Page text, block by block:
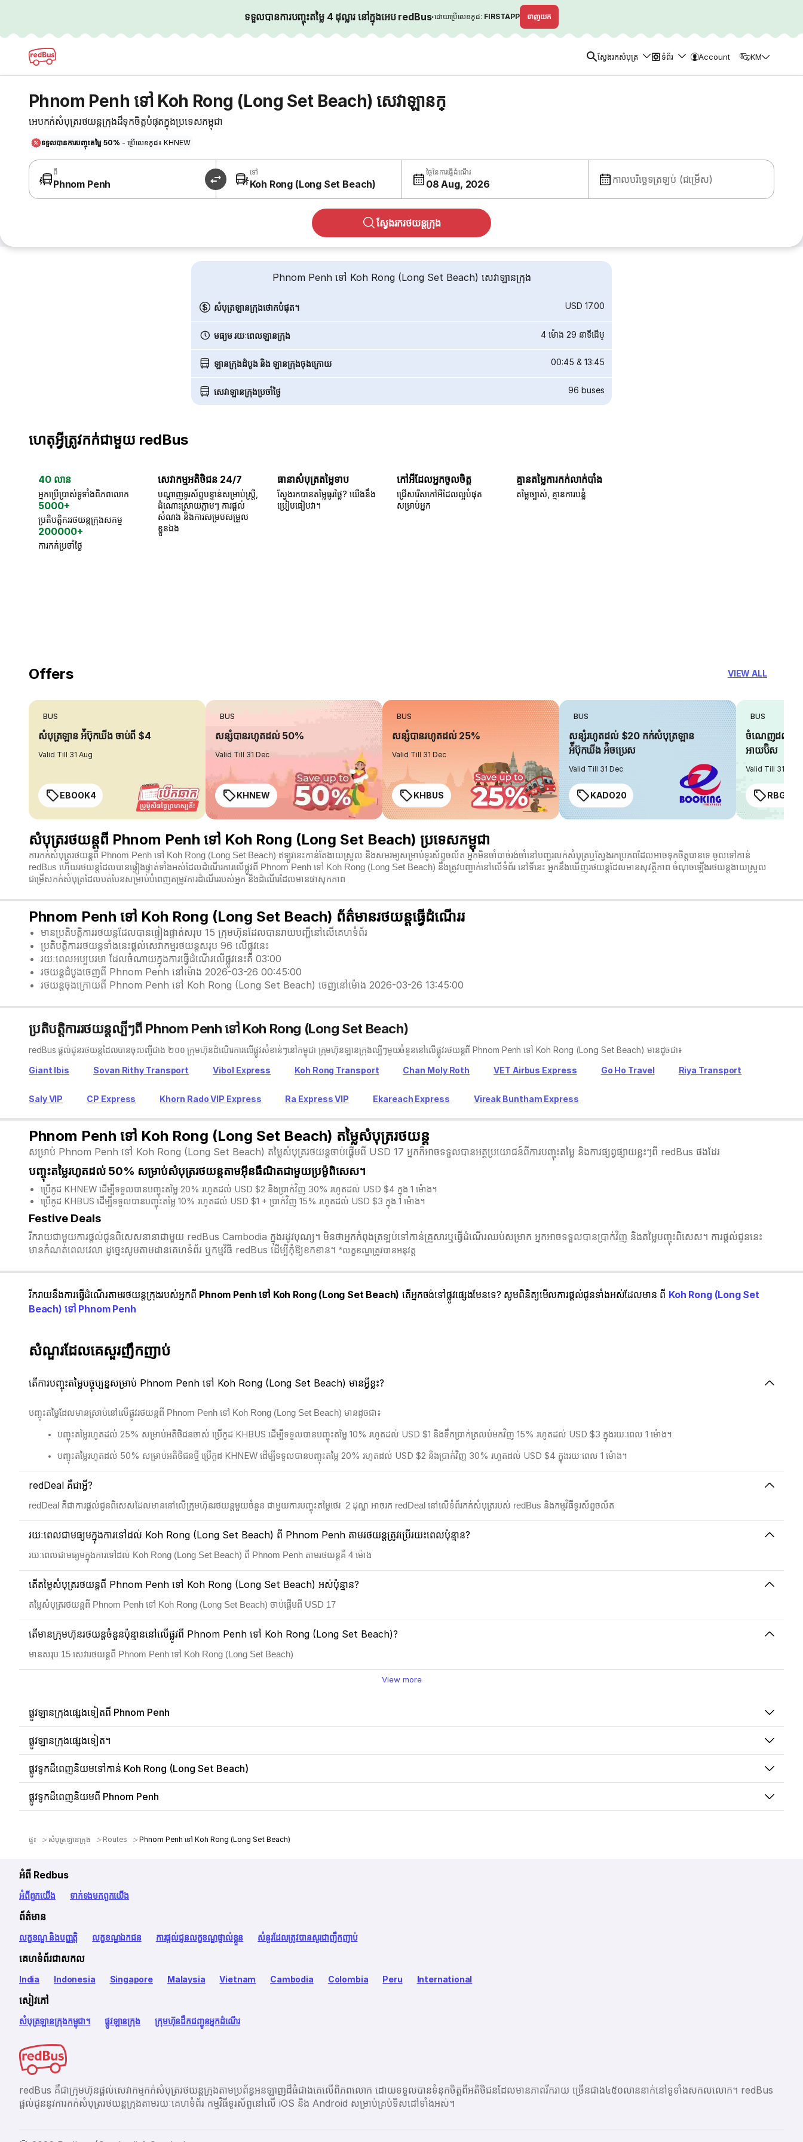
ទទួលបានការបញ្ចុះតម្លៃ 4 ដុល្លារ នៅក្នុងអេប redBus·ដោយប្រើលេខកូដ: FIRSTAPP ទាញយក
ស្វែងរកសំបុត្រ ទំព័រ Account KM
Phnom Penh ទៅ Koh Rong (Long Set Beach) សេវាឡានក្
អេបកក់សំបុត្ររថយន្តក្រុងដ៏ទុកចិត្តបំផុតក្នុងប្រទេសកម្ពុជា
ទទួលបានការបញ្ចុះតម្លៃ 50% - ប្រើលេខកូដ៖ KHNEW
ពី
Phnom Penh
ទៅ
Koh Rong (Long Set Beach)
ថ្ងៃនៃការធ្វើដំណើរ
08 Aug, 2026 កាលបរិច្ឆេទត្រឡប់ (ជម្រើស)
ស្វែងរករថយន្តក្រុង
Phnom Penh ទៅ Koh Rong (Long Set Beach) សេវាឡានក្រុង
សំបុត្រឡានក្រុងថោកបំផុត។ USD 17.00
មធ្យម រយៈពេលឡានក្រុង 4 ម៉ោង 29 នាទី​ដើម្
ឡានក្រុងដំបូង និង ឡានក្រុងចុងក្រោយ 00:45 & 13:45
សេវាឡានក្រុងប្រចាំថ្ងៃ 96 buses
ហេតុអ្វីត្រូវកក់ជាមួយ redBus
40 លាន
អ្នកប្រើប្រាស់ទូទាំងពិភពលោក
5000+
ប្រតិបត្តិកររថយន្តក្រុងសកម្ម
200000+
ការកក់ប្រចាំថ្ងៃ
សេវាកម្មអតិថិជន 24/7
បណ្តាញទូរស័ព្ទបន្ទាន់សម្រាប់ស្ត្រី,
ដំណោះស្រាយភ្លាមៗ ការផ្តល់
សំណង និងការសម្របសម្រួល
ខ្លួនឯង
ធានាសំបុត្រតម្លៃទាប
ស្វែងរកបានតម្លៃធូរថ្លៃ? យើងនឹង
ប្រៀបធៀបវា។
កៅអីដែលអ្នកចូលចិត្ត
ជ្រើសរើសកៅអីដែលល្អបំផុត
សម្រាប់អ្នក
គ្មានតម្លៃការកក់លាក់បាំង
តម្លៃច្បាស់, គ្មានការបន្លំ
Offers VIEW ALL
BUS
សំបុត្រឡាន អ៉ីប៊ុកឃីង ចាប់ពី $4
Valid Till 31 Aug
EBOOK4
BUS
សន្សំបានរហូតដល់ 50%
Valid Till 31 Dec
KHNEW
BUS
សន្សំបានរហូតដល់ 25%
Valid Till 31 Dec
KHBUS
BUS
សន្សំរហូតដល់ $20 កក់សំបុត្រឡាន
អ៉ីប៊ុកឃីង អ៉ិចប្រេស
Valid Till 31 Dec
KADO20
BUS
ចំណេញដល់ $6
អាយប៊ិស
Valid Till 31 Dec
សំបុត្ររថយន្តពី Phnom Penh ទៅ Koh Rong (Long Set Beach) ប្រទេសកម្ពុជា
ការកក់សំបុត្ររថយន្តពី Phnom Penh ទៅ Koh Rong (Long Set Beach) ឥឡូវនេះកាន់តែងាយស្រួល និងសមរម្យសម្រាប់ទូរស័ព្ទចល័ត អ្នកមិនចាំបាច់រង់ចាំនៅបញ្ជរលក់សំបុត្រឬស្វែងរកប្រភពដែលអាចទុកចិត្តបានទេ ចូលទៅកាន់
redBus ហើយរថយន្តដែលបានផ្ទៀងផ្ទាត់ទាំងអស់ដែលដំណើរការលើផ្លូវពី Phnom Penh ទៅ Koh Rong (Long Set Beach) នឹងត្រូវបញ្ជាក់នៅលើទំព័រ នៅទីនេះ អ្នកនឹងឃើញរថយន្តដែលមានសុវត្ថិភាព ចំណុចឡើងរថយន្តងាយស្រួល
ជម្រើសកក់សំបុត្រដែលបត់បែនសម្រាប់បំពេញតម្រូវការដំណើររបស់អ្នក និងដំណើរដែលមានផាសុកភាព
Phnom Penh ទៅ Koh Rong (Long Set Beach) ព័ត៌មានរថយន្តធ្វើដំណើររ
មានប្រតិបត្តិការរថយន្តដែលបានផ្ទៀងផ្ទាត់សរុប 15 ក្រុមហ៊ុនដែលបានរាយបញ្ជីនៅលើគេហទំព័រ
ប្រតិបត្តិការរថយន្តទាំងនេះផ្តល់សេវាកម្មរថយន្តសរុប 96 លើផ្លូវនេះ
រយៈពេលអប្បបរមា ដែលចំណាយក្នុងការធ្វើដំណើរលើផ្លូវនេះគឺ 03:00
រថយន្តដំបូងចេញពី Phnom Penh នៅម៉ោង 2026-03-26 00:45:00
រថយន្តចុងក្រោយពី Phnom Penh ទៅ Koh Rong (Long Set Beach) ចេញនៅម៉ោង 2026-03-26 13:45:00
ប្រតិបត្តិការរថយន្តល្បីៗពី Phnom Penh ទៅ Koh Rong (Long Set Beach)
redBus ផ្តល់ជូនរថយន្តដែលបានចុះបញ្ចីជាង ២០០ ក្រុមហ៊ុនដំណើរការលើផ្លូវសំខាន់ៗនៅកម្ពុជា ក្រុមហ៊ុនឡានក្រុង​ល្បីៗមួយចំនួននៅលើផ្លូវរថយន្តពី Phnom Penh ទៅ Koh Rong (Long Set Beach) មានដូចជា៖
Giant Ibis
Sovan Rithy Transport Vibol Express Koh Rong Transport Chan Moly Roth VET Airbus Express Go Ho Travel Riya Transport
Saly VIP CP Express Khorn Rado VIP Express Ra Express VIP Ekareach Express Vireak Buntham Express
Phnom Penh ទៅ Koh Rong (Long Set Beach) តម្លៃសំបុត្ររថយន្ត
សម្រាប់ Phnom Penh ទៅ Koh Rong (Long Set Beach) តម្លៃសំបុត្ររថយន្តចាប់ផ្តើមពី USD 17 អ្នកក៏អាចទទួលបានអត្ថប្រយោជន៍ពីការបញ្ចុះតម្លៃ និងការផ្សព្វផ្សាយខ្លះៗពី redBus ផងដែរ
បញ្ចុះតម្លៃរហូតដល់ 50% សម្រាប់សំបុត្ររថយន្តតាមអ៊ីនធឺណិតជាមួយប្រម៉ូពិសេស។
ប្រើកូដ KHNEW ដើម្បីទទួលបានបញ្ចុះតម្លៃ 20% រហូតដល់ USD $2 និងប្រាក់វិញ 30% រហូតដល់ USD $4 ក្នុង 1 ម៉ោង។
ប្រើកូដ KHBUS ដើម្បីទទួលបានបញ្ចុះតម្លៃ 10% រហូតដល់ USD $1 + ប្រាក់វិញ 15% រហូតដល់ USD $3 ក្នុង 1 ម៉ោង។
Festive Deals
រីករាយជាមួយការផ្តល់ជូនពិសេសនានាជាមួយ redBus Cambodia ក្នុងរដូវបុណ្យ។ មិនថាអ្នកកំពុងត្រឡប់ទៅកាន់គ្រួសារឬធ្វើដំណើរឈប់សម្រាក អ្នកអាចទទួលបានប្រាក់វិញ និងតម្លៃបញ្ចុះពិសេស។ ការផ្តល់ជូននេះ
មានកំណត់ពេលវេលា ដូច្នេះសូមតាមដានគេហទំព័រ ឬកម្មវិធី redBus ដើម្បីកុំឱ្យខកខាន។ *លក្ខខណ្ឌត្រូវបានអនុវត្ត
រីករាយនឹងការធ្វើដំណើរតាមរថយន្តក្រុងរបស់អ្នកពី Phnom Penh ទៅ Koh Rong (Long Set Beach) តើអ្នកចង់ទៅផ្លូវផ្សេងមែនទេ? សូមពិនិត្យមើលការផ្តល់ជូនទាំងអស់ដែលមាន ពី Koh Rong (Long Set
Beach) ទៅ Phnom Penh
សំណួរដែលគេសួរញឹកញាប់
តើការបញ្ចុះតម្លៃបច្ចុប្បន្នសម្រាប់ Phnom Penh ទៅ Koh Rong (Long Set Beach) មានអ្វីខ្លះ?
បញ្ចុះតម្លៃដែលមានស្រាប់នៅលើផ្លូវរថយន្តពី Phnom Penh ទៅ Koh Rong (Long Set Beach) មានដូចជា៖
បញ្ចុះតម្លៃរហូតដល់ 25% សម្រាប់អតិថិជនចាស់ ប្រើកូដ KHBUS ដើម្បីទទួលបានបញ្ចុះតម្លៃ 10% រហូតដល់ USD $1 និងទឹកប្រាក់ត្រលប់មកវិញ 15% រហូតដល់ USD $3 ក្នុងរយៈពេល 1 ម៉ោង។
បញ្ចុះតម្លៃរហូតដល់ 50% សម្រាប់អតិថិជនថ្មី ប្រើកូដ KHNEW ដើម្បីទទួលបានបញ្ចុះតម្លៃ 20% រហូតដល់ USD $2 និងប្រាក់វិញ 30% រហូតដល់ USD $4 ក្នុងរយៈពេល 1 ម៉ោង។
redDeal គឺជាអ្វី?
redDeal គឺជាការផ្តល់ជូនពិសេសដែលមាននៅលើក្រុមហ៊ុនរថយន្តមួយចំនួន ជាមួយការបញ្ចុះតម្លៃថេរ 2​ ដុល្លា អាចរក redDeal នៅលើទំព័រកក់សំបុត្ររបស់ redBus និងកម្មវិធីទូរស័ព្ទចល័ត
រយៈពេលជាមធ្យមក្នុងការទៅដល់ Koh Rong (Long Set Beach) ពី Phnom Penh តាមរថយន្តត្រូវប្រើរយះពេលប៉ុន្មាន?
រយៈពេលជាមធ្យមក្នុងការទៅដល់ Koh Rong (Long Set Beach) ពី Phnom Penh តាមរថយន្តគឺ 4 ម៉ោង
តើតម្លៃសំបុត្ររថយន្តពី Phnom Penh ទៅ Koh Rong (Long Set Beach) អស់ប៉ុន្មាន?
តម្លៃសំបុត្ររថយន្តពី Phnom Penh ទៅ Koh Rong (Long Set Beach) ចាប់ផ្តើមពី USD 17
តើមានក្រុមហ៊ុនរថយន្តចំនួនប៉ុន្មាននៅលើផ្លូវពី Phnom Penh ទៅ Koh Rong (Long Set Beach)?
មានសរុប 15 សេវារថយន្តពី Phnom Penh ទៅ Koh Rong (Long Set Beach)
View more
ផ្លូវឡានក្រុងផ្សេងទៀតពី Phnom Penh
ផ្លូវឡានក្រុងផ្សេងទៀត។
ផ្លូវទូកដ៏ពេញនិយមទៅកាន់ Koh Rong (Long Set Beach)
ផ្លូវទូកដ៏ពេញនិយមពី Phnom Penh
ផ្ទះ សំបុត្រឡានក្រុង Routes Phnom Penh ទៅ Koh Rong (Long Set Beach)
អំពី Redbus
អំពី​ពួក​យើង ទាក់ទង​មក​ពួក​យើង
ព័ត៌មាន
លក្ខខណ្ឌ និងបញ្ញត្តិ លក្ខខណ្ឌឯកជន ការផ្តល់ជូនលក្ខខណ្ឌផ្ទាល់ខ្លួន សំនួរដែលត្រូវបានសួរជាញឹកញាប់
គេហទំព័រជាសកល
India Indonesia Singapore Malaysia Vietnam Cambodia Colombia Peru International
សៀវភៅ
សំបុត្រឡានក្រុងកម្ពុជា។ ផ្លូវឡានក្រុង ក្រុមហ៊ុនដឹកជញ្ជូនអ្នកដំណើរ
redBus គឺជាក្រុមហ៊ុនផ្តល់សេវាកម្មកក់សំបុត្ររថយន្តក្រុងតាមប្រព័ន្ធអនឡាញដ៏ធំជាងគេលើពិភពលោក ដោយទទួលបានទំនុកចិត្តពីអតិថិជនដែលមានភាពរីករាយ ច្រើនជាង​៤៥០លាននាក់នៅទូទាំងសកលលោក។ redBus
ផ្ដល់ជូននូវការកក់សំបុត្ររថយន្តក្រុងតាមរយៈគេហទំព័រ កម្មវិធីទូរស័ព្ចនៅលើ iOS និង Android សម្រាប់គ្រប់ទិសដៅទាំងអស់។